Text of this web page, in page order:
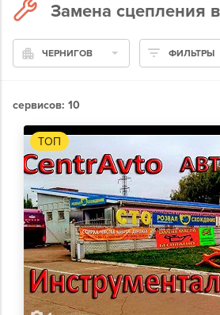
Замена сцепления
ЧЕРНИГОВ ФИЛЬТРЫ
сервисов: 10
ТОП